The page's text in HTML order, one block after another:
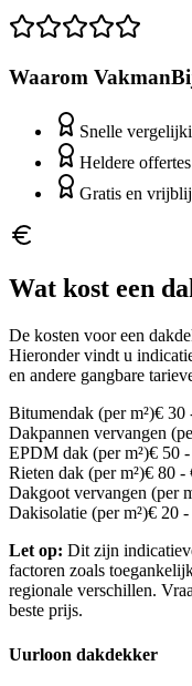
Waarom
Snelle
Heldere
Gratis en
Wat kost een
De kosten voor een
Hieronder vindt u
en andere gangbare
Bitumendak (per m²)€ 30
Dakpannen vervangen
EPDM dak (per m²)€ 50
Rieten dak (per m²)€ 80 -
Dakgoot vervangen (per
Dakisolatie (per m²)€ 20
Let op: Dit zijn
factoren zoals
regionale verschillen.
beste prijs.
Uurloon dakdekker